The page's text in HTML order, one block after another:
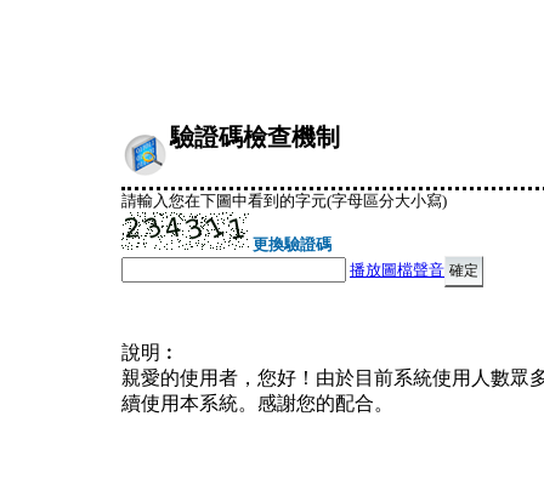
驗證碼檢查機制
請輸入您在下圖中看到的字元(字母區分大小寫)
更換驗證碼
播放圖檔聲音
說明︰
親愛的使用者，您好！由於目前系統使用人數眾
續使用本系統。感謝您的配合。